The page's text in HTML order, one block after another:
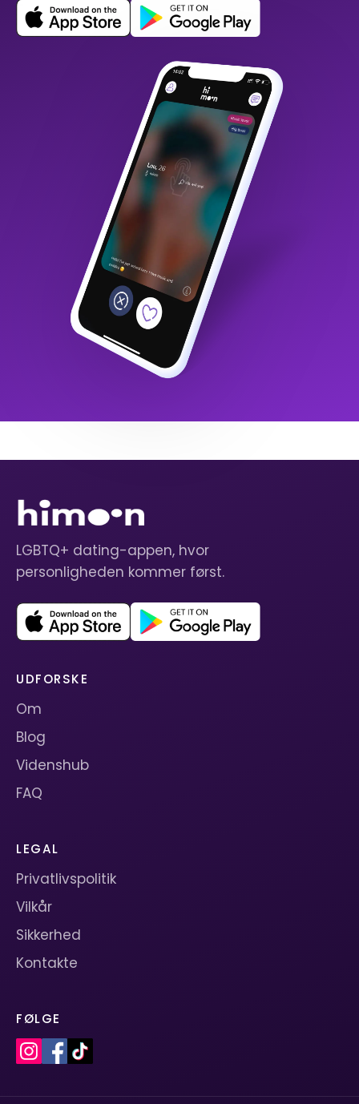
LGBTQ+ dating-appen, hvor
personligheden kommer først.
UDFORSKE
Om
Blog
Videnshub
FAQ
LEGAL
Privatlivspolitik
Vilkår
Sikkerhed
Kontakte
FØLGE